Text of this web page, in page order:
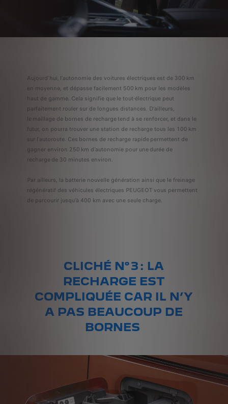
Aujourd’hui, l’autonomie des voitures électriques est de 300 km
en moyenne, et dépasse facilement 500 km pour les modèles
haut de gamme. Cela signifie que le tout-électrique peut
parfaitement rouler sur de longues distances. D’ailleurs,
le maillage de bornes de recharge tend à se renforcer, et dans le
futur, on pourra trouver une station de recharge tous les 100 km
sur l’autoroute. Ces bornes de recharge rapide permettent de
gagner environ 250 km d’autonomie pour une durée de
recharge de 30 minutes environ.
Par ailleurs, la batterie nouvelle génération ainsi que le freinage
régénératif des véhicules électriques PEUGEOT vous permettent
de parcourir jusqu’à 400 km avec une seule charge.
CLICHÉ N° 3 : LA
RECHARGE EST
COMPLIQUÉE CAR IL N’Y
A PAS BEAUCOUP DE
BORNES